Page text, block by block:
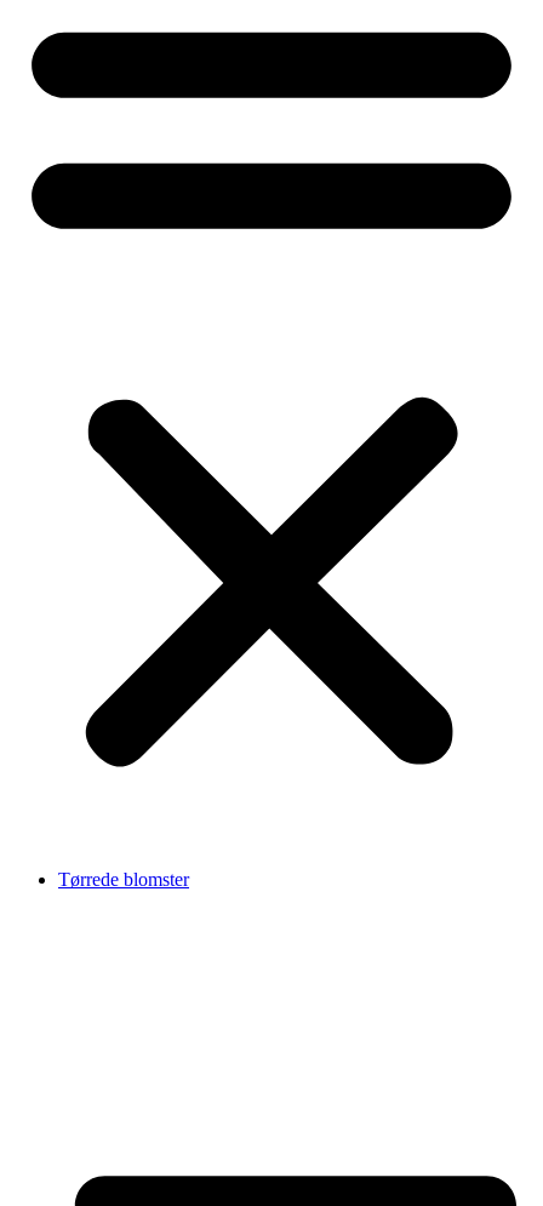
Tørrede blomster